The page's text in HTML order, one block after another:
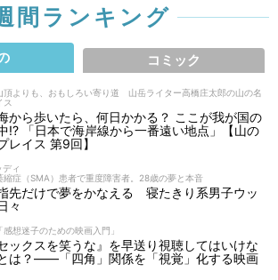
間ランキング
コミック
頂よりも、おもしろい寄り道 山岳ライター高橋庄太郎の山の名
ス
から歩いたら、何日かかる？ ここが我が国の
!? 「日本で海岸線から一番遠い地点」【山の
レイス 第9回】
ィ
縮症（SMA）患者で重度障害者。28歳の夢と本音
先だけで夢をかなえる 寝たきり系男子ウッ
々
想迷子のための映画入門」
ックスを笑うな』を早送り視聴してはいけな
は？――「四角」関係を「視覚」化する映画